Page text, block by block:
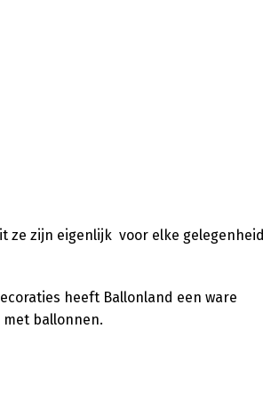
ze zijn eigenlijk voor elke gelegenheid
heeft Ballonland een ware
ballonnen.